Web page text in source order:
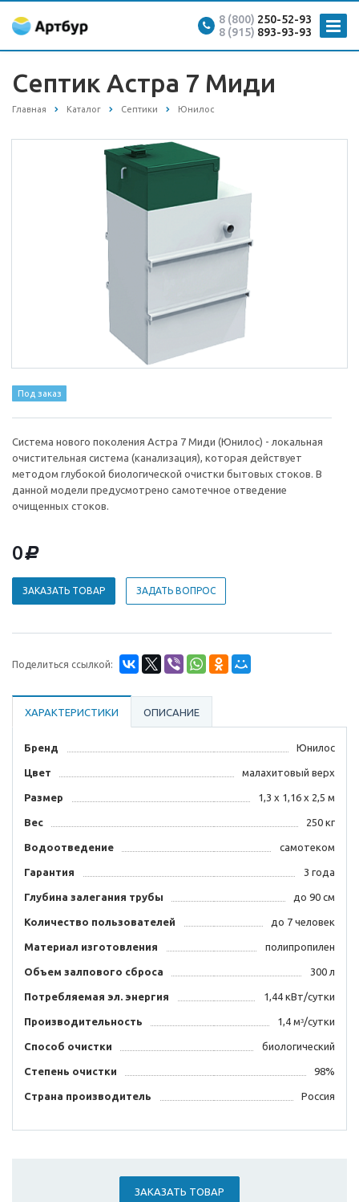
8 (800) 250-52-93
8 (915) 893-93-93
Септик Астра 7 Миди
Главная Каталог Септики Юнилос
Под заказ
Система нового поколения Астра 7 Миди (Юнилос) - локальная
очистительная система (канализация), которая действует
методом глубокой биологической очистки бытовых стоков. В
данной модели предусмотрено самотечное отведение
очищенных стоков.
0d
ЗАКАЗАТЬ ТОВАР ЗАДАТЬ ВОПРОС
Поделиться ссылкой:
ХАРАКТЕРИСТИКИ ОПИСАНИЕ
Бренд Юнилос
Цвет малахитовый верх
Размер 1,3 х 1,16 х 2,5 м
Вес 250 кг
Водоотведение самотеком
Гарантия 3 года
Глубина залегания трубы до 90 см
Количество пользователей до 7 человек
Материал изготовления полипропилен
Объем залпового сброса 300 л
Потребляемая эл. энергия 1,44 кВт/сутки
Производительность 1,4 мᶟ/сутки
Способ очистки биологический
Степень очистки 98%
Страна производитель Россия
ЗАКАЗАТЬ ТОВАР